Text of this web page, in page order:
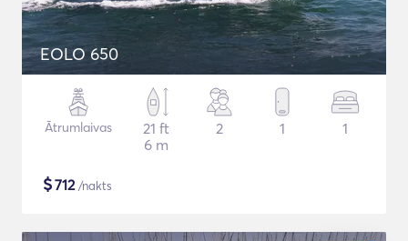
EOLO 650
Ātrumlaivas
21 ft
6 m
2 1 1
$712/nakts